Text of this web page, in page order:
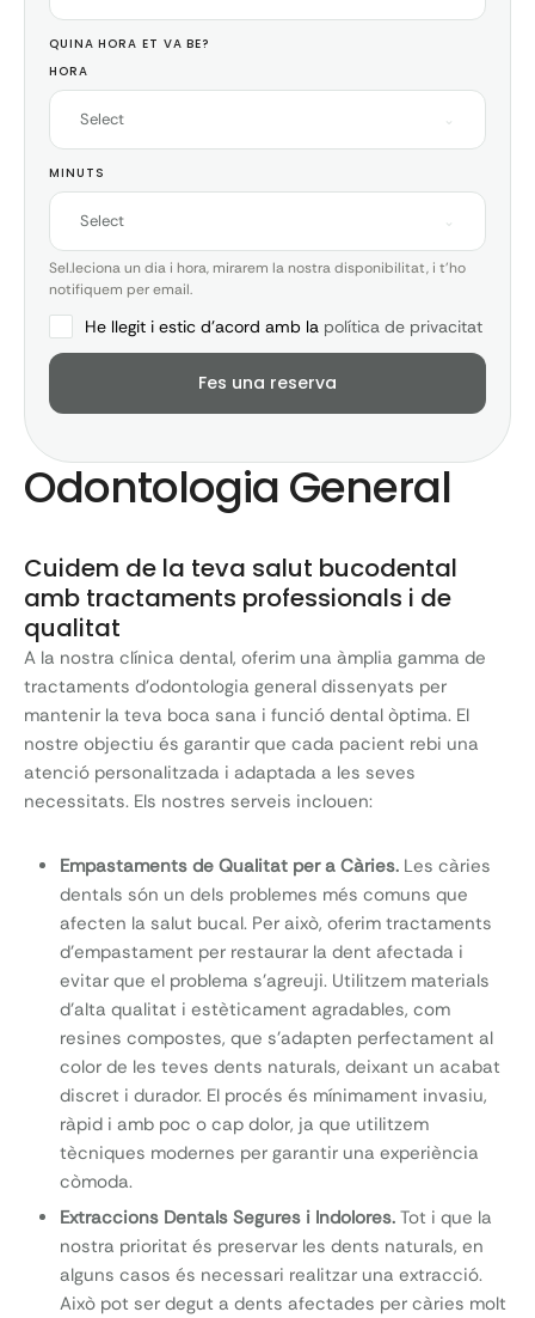
QUINA HORA ET VA BE?
HORA
Select
MINUTS
Select
Sel.leciona un dia i hora, mirarem la nostra disponibilitat, i t'ho
notifiquem per email.
He llegit i estic d'acord amb la política de privacitat
Fes una reserva
Odontologia General
Cuidem de la teva salut bucodental
amb tractaments professionals i de
qualitat
A la nostra clínica dental, oferim una àmplia gamma de
tractaments d’odontologia general dissenyats per
mantenir la teva boca sana i funció dental òptima. El
nostre objectiu és garantir que cada pacient rebi una
atenció personalitzada i adaptada a les seves
necessitats. Els nostres serveis inclouen:
Empastaments de Qualitat per a Càries. Les càries
dentals són un dels problemes més comuns que
afecten la salut bucal. Per això, oferim tractaments
d’empastament per restaurar la dent afectada i
evitar que el problema s’agreuji. Utilitzem materials
d’alta qualitat i estèticament agradables, com
resines compostes, que s’adapten perfectament al
color de les teves dents naturals, deixant un acabat
discret i durador. El procés és mínimament invasiu,
ràpid i amb poc o cap dolor, ja que utilitzem
tècniques modernes per garantir una experiència
còmoda.
Extraccions Dentals Segures i Indolores. Tot i que la
nostra prioritat és preservar les dents naturals, en
alguns casos és necessari realitzar una extracció.
Això pot ser degut a dents afectades per càries molt